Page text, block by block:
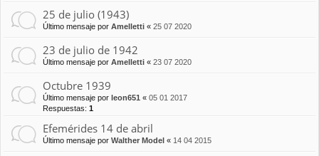
25 de julio (1943)
Último mensaje por Amelletti « 25 07 2020
23 de julio de 1942
Último mensaje por Amelletti « 23 07 2020
Octubre 1939
Último mensaje por leon651 « 05 01 2017
Respuestas: 1
Efemérides 14 de abril
Último mensaje por Walther Model « 14 04 2015